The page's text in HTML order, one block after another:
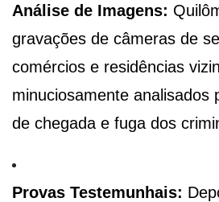
Análise de Imagens:
gravações de câmeras de
comércios e residências
minuciosamente analisados
de chegada e fuga dos
Provas Testemunhais: